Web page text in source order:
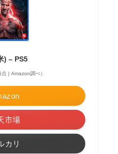
) – PS5
| Amazon調べ）
市場
カリ